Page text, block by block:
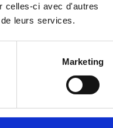
celles-ci avec d'autres
leurs services.
Marketing